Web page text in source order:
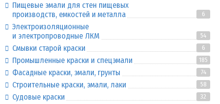
Пищевые эмали для стен пищевых
производств, емкостей и металла
6
Электроизоляционные
и электропроводные ЛКМ
54
Смывки старой краски 6
Промышленные краски и спецэмали 185
Фасадные краски, эмали, грунты 74
Строительные краски, эмали, лаки 58
Судовые краски 32